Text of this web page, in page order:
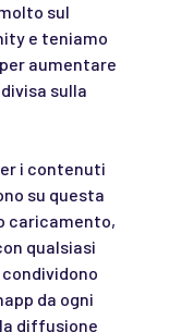
sul
e teniamo
aumentare
sulla
i contenuti
su questa
caricamento,
qualsiasi
da ogni
diffusione